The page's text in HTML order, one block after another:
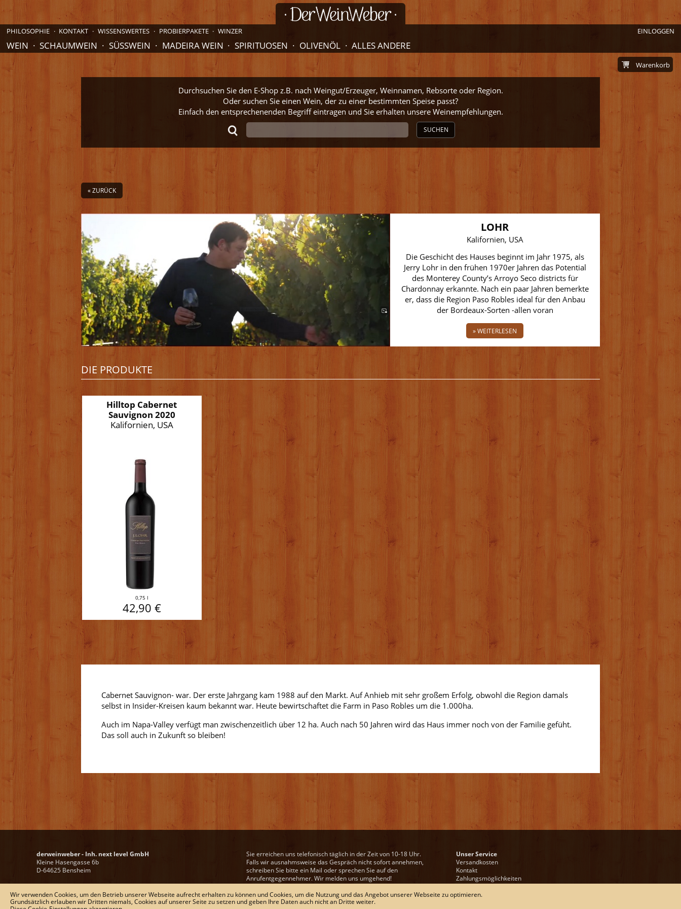
EINLOGGEN
PHILOSOPHIE KONTAKT WISSENSWERTES PROBIERPAKETE WINZER
WEIN SCHAUMWEIN SÜSSWEIN MADEIRA WEIN SPIRITUOSEN OLIVENÖL ALLES ANDERE
Durchsuchen Sie den E-Shop z.B. nach Weingut/Erzeuger, Weinnamen, Rebsorte oder Region.
Oder suchen Sie einen Wein, der zu einer bestimmten Speise passt?
Einfach den entsprechenenden Begriff eintragen und Sie erhalten unsere Weinempfehlungen.
SUCHEN
Warenkorb
« ZURÜCK
LOHR
Kalifornien, USA
Die Geschicht des Hauses beginnt im Jahr 1975, als
Jerry Lohr in den frühen 1970er Jahren das Potential
des Monterey County’s Arroyo Seco districts für
Chardonnay erkannte. Nach ein paar Jahren bemerkte
er, dass die Region Paso Robles ideal für den Anbau
der Bordeaux-Sorten -allen voran
» WEITERLESEN
DIE PRODUKTE
Hilltop Cabernet
Sauvignon 2020
Kalifornien, USA
0,75 l
42,90 €
Cabernet Sauvignon- war. Der erste Jahrgang kam 1988 auf den Markt. Auf Anhieb mit sehr großem Erfolg, obwohl die Region damals
selbst in Insider-Kreisen kaum bekannt war. Heute bewirtschaftet die Farm in Paso Robles um die 1.000ha.
Auch im Napa-Valley verfügt man zwischenzeitlich über 12 ha. Auch nach 50 Jahren wird das Haus immer noch von der Familie gefüht.
Das soll auch in Zukunft so bleiben!
derweinweber - Inh. next level GmbH
Kleine Hasengasse 6b
D-64625 Bensheim
Tel.:
+ 49 (0) 6251-1367767
Fax:
+ 49 (0) 6251-136749
E-Mail:
wein@derweinweber.de
Sie erreichen uns telefonisch täglich in der Zeit von 10-18 Uhr.
Falls wir ausnahmsweise das Gespräch nicht sofort annehmen,
schreiben Sie bitte ein Mail oder sprechen Sie auf den
Anrufentgegennehmer. Wir melden uns umgehend!
Unsere Mail-Adresse:wein@derweinweber.de
Unser Service
Versandkosten
Kontakt
Zahlungsmöglichkeiten
Rückgabe & Widerrufsrecht
Impressum
Wir verwenden Cookies, um den Betrieb unserer Webseite aufrecht erhalten zu können und Cookies, um die Nutzung und das Angebot unserer Webseite zu optimieren.
Grundsätzlich erlauben wir Dritten niemals, Cookies auf unserer Seite zu setzen und geben Ihre Daten auch nicht an Dritte weiter.